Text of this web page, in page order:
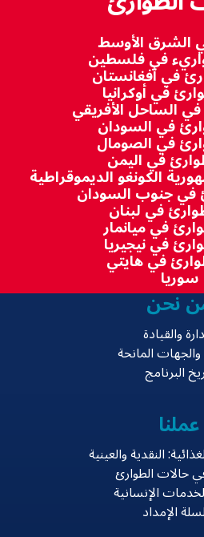
الشرق الأوسط
في فلسطين
في أفغانستان
في أوكرانيا
الساحل الأفريقي
في السودان
في الصومال
في اليمن
الكونغو الديموقراطية
في جنوب السودان
في لبنان
في ميانمار
في نيجيريا
في هايتي
سوريا
نحن
والقيادة
المانحة
البرنامج
عملنا
النقدية والعينية
حالات الطوارئ
الإنسانية
الإمداد